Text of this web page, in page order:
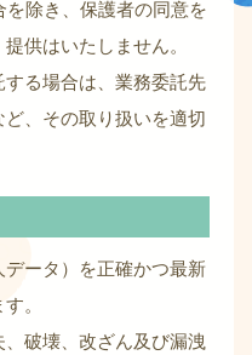
除き、保護者の同意を
供はいたしません。
る場合は、業務委託先
、その取り扱いを適切
ータ）を正確かつ最新
。
破壊、改ざん及び漏洩